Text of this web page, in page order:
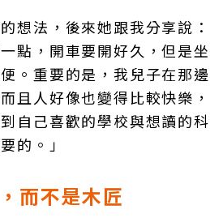
想法，後來她跟我分享說：
點，開車要開好久，但是坐
。重要的是，我兒子在那邊
且人好像也變得比較快樂，
自己喜歡的學校與想讀的科
的。」
而不是木匠